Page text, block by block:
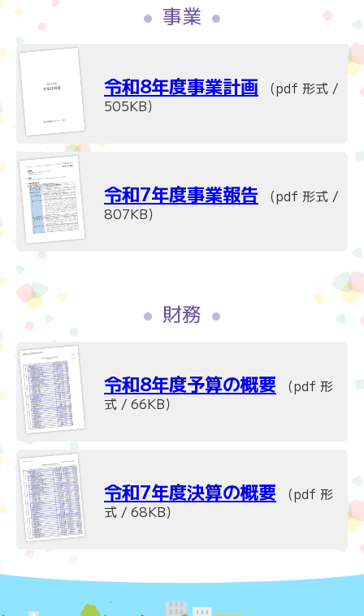
事業
令和8年度事業計画 （pdf 形式 /
505KB）
令和7年度事業報告 （pdf 形式 /
807KB）
財務
令和8年度予算の概要 （pdf 形
式 / 66KB）
令和7年度決算の概要 （pdf 形
式 / 68KB）